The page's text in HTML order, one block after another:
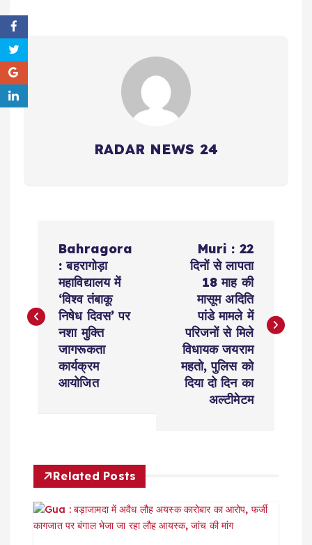
RADAR NEWS 24
s
g
Bahragora
: बहरागोड़ा
महाविद्यालय में
‘विश्व तंबाकू
निषेध दिवस’ पर
नशा मुक्ति
जागरूकता
कार्यक्रम
आयोजित
Muri : 22
दिनों से लापता
18 माह की
मासूम अदिति
पांडे मामले में
परिजनों से मिले
विधायक जयराम
महतो, पुलिस को
दिया दो दिन का
अल्टीमेटम
Related Posts